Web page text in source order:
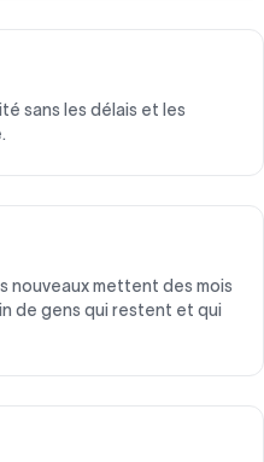
sans les délais et les
nouveaux mettent des mois
de gens qui restent et qui